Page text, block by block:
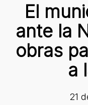
El
ante la
obras
a
21